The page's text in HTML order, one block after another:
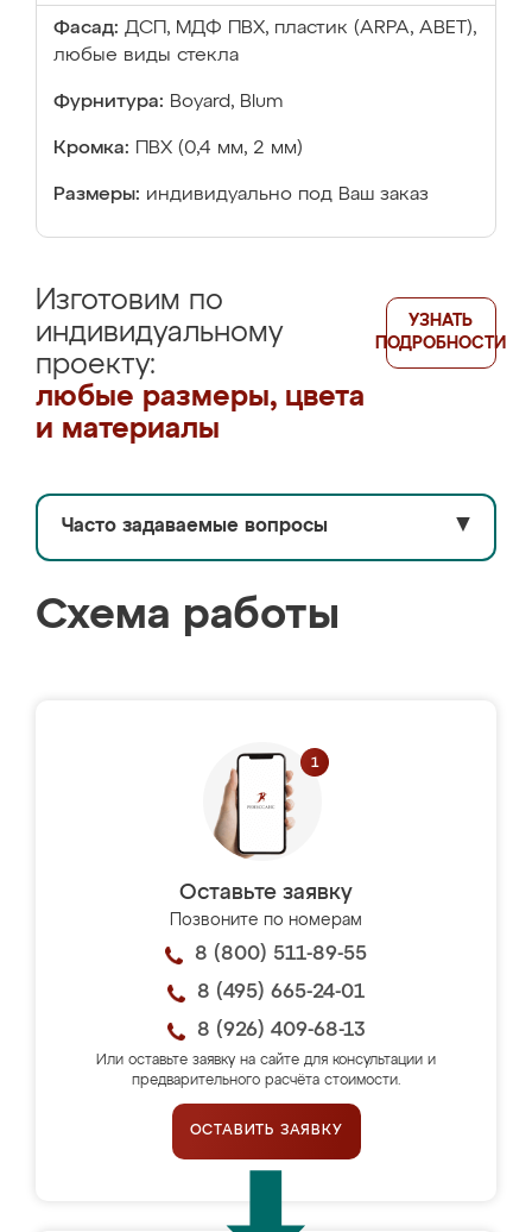
Фасад: ДСП, МДФ ПВХ, пластик (ARPA, ABET),
любые виды стекла
Фурнитура: Boyard, Blum
Кромка: ПВХ (0,4 мм, 2 мм)
Размеры: индивидуально под Ваш заказ
Изготовим по
индивидуальному
проекту:
любые размеры, цвета
и материалы
УЗНАТЬ
ПОДРОБНОСТИ
Часто задаваемые вопросы ▼
Схема работы
Оставьте заявку
Позвоните по номерам
8 (800) 511-89-55
8 (495) 665-24-01
8 (926) 409-68-13
Или оставьте заявку на сайте для консультации и
предварительного расчёта стоимости.
ОСТАВИТЬ ЗАЯВКУ